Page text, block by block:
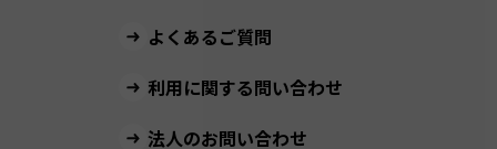
よくあるご質問
利用に関する問い合わせ
法人のお問い合わせ